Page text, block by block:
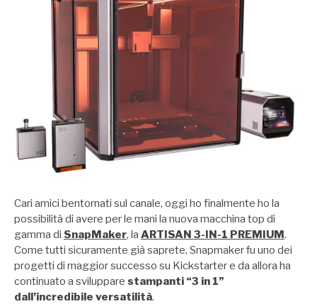
Cari amici bentornati sul canale, oggi ho finalmente ho la
possibilità di avere per le mani la nuova macchina top di
gamma di SnapMaker, la ARTISAN 3-IN-1 PREMIUM.
Come tutti sicuramente già saprete, Snapmaker fu uno dei
progetti di maggior successo su Kickstarter e da allora ha
continuato a sviluppare stampanti “3 in 1”
dall’incredibile versatilità.